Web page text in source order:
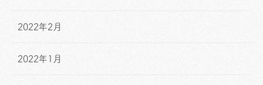
2022年2月
2022年1月